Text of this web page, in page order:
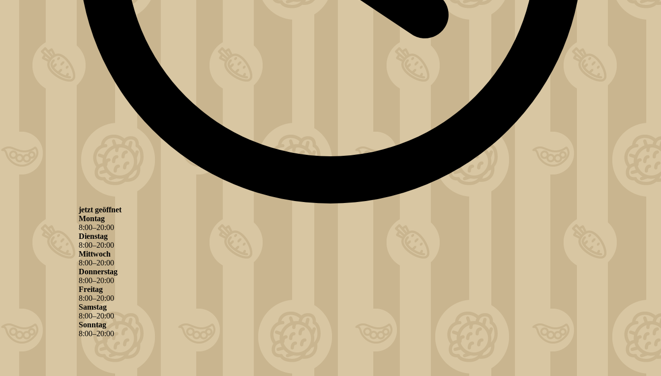
jetzt geöffnet
Montag
8:00–20:00
Dienstag
8:00–20:00
Mittwoch
8:00–20:00
Donnerstag
8:00–20:00
Freitag
8:00–20:00
Samstag
8:00–20:00
Sonntag
8:00–20:00